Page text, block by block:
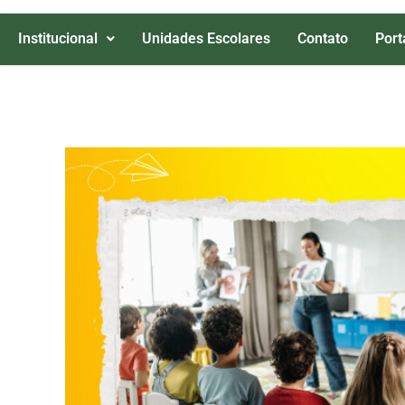
Institucional Unidades Escolares Contato